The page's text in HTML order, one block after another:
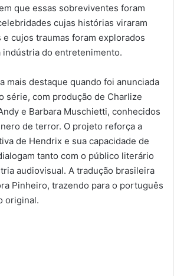
que essas sobreviventes foram
cujas histórias viraram
cujos traumas foram explorados
do entretenimento.
mais destaque quando foi anunciada
série, com produção de Charlize
e Barbara Muschietti, conhecidos
de terror. O projeto reforça a
de Hendrix e sua capacidade de
tanto com o público literário
audiovisual. A tradução brasileira
Pinheiro, trazendo para o português
original.